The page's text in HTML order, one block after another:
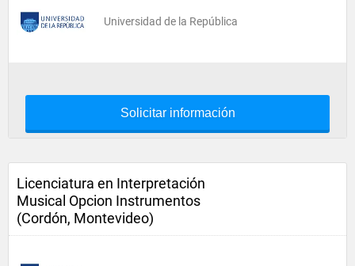
Universidad de la República
Solicitar información
Licenciatura en Interpretación
Musical Opcion Instrumentos
(Cordón, Montevideo)